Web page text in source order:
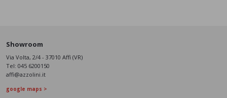
Showroom
Via Volta, 2/4 - 37010 Affi (VR)
Tel: 045 6200150
affi@azzolini.it
google maps >